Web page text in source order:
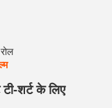
शर्ट के लिए